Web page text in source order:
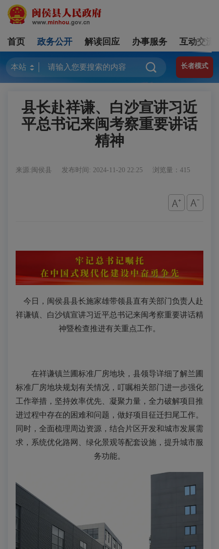
首页 政务公开 解读回应 办事服务 互动交流
长者模式
县长赴祥谦、白沙宣讲习近
平总书记来闽考察重要讲话
精神
来源:闽侯县 发布时间: 2024-11-20 22:25 浏览量：415
今日，闽侯县县长施家雄带领县直有关部门负责人赴
祥谦镇、白沙镇宣讲习近平总书记来闽考察重要讲话精
神暨检查推进有关重点工作。
在祥谦镇兰圃标准厂房地块，县领导详细了解兰圃
标准厂房地块规划有关情况，叮嘱相关部门进一步强化
工作举措，坚持效率优先、凝聚力量，全力破解项目推
进过程中存在的困难和问题，做好项目征迁扫尾工作。
同时，全面梳理周边资源，结合片区开发和城市发展需
求，系统优化路网、绿化景观等配套设施，提升城市服
务功能。